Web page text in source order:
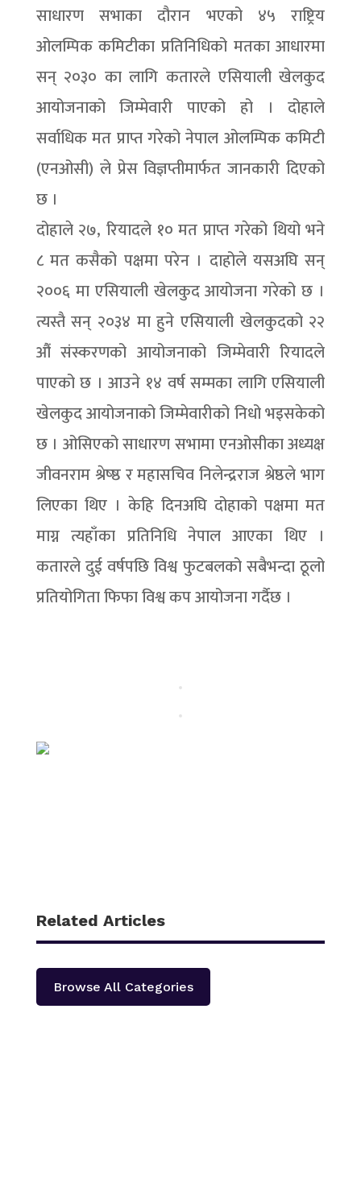
साधारण सभाका दौरान भएको ४५ राष्ट्रिय
ओलम्पिक कमिटीका प्रतिनिधिको मतका आधारमा
सन् २०३० का लागि कतारले एसियाली खेलकुद
आयोजनाको जिम्मेवारी पाएको हो । दोहाले
सर्वाधिक मत प्राप्त गरेको नेपाल ओलम्पिक कमिटी
(एनओसी) ले प्रेस विज्ञप्तीमार्फत जानकारी दिएको
छ ।
दोहाले २७, रियादले १० मत प्राप्त गरेको थियो भने
८ मत कसैको पक्षमा परेन । दाहोले यसअघि सन्
२००६ मा एसियाली खेलकुद आयोजना गरेको छ ।
त्यस्तै सन् २०३४ मा हुने एसियाली खेलकुदको २२
औं संस्करणको आयोजनाको जिम्मेवारी रियादले
पाएको छ । आउने १४ वर्ष सम्मका लागि एसियाली
खेलकुद आयोजनाको जिम्मेवारीको निधो भइसकेको
छ । ओसिएको साधारण सभामा एनओसीका अध्यक्ष
जीवनराम श्रेष्ष्ठ र महासचिव निलेन्द्रराज श्रेष्ठले भाग
लिएका थिए । केहि दिनअघि दोहाको पक्षमा मत
माग्न त्यहाँका प्रतिनिधि नेपाल आएका थिए ।
कतारले दुई वर्षपछि विश्व फुटबलको सबैभन्दा ठूलो
प्रतियोगिता फिफा विश्व कप आयोजना गर्दैछ ।
Related Articles
Browse All Categories